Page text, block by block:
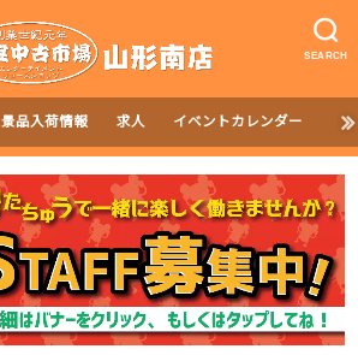
SEARCH
景品入荷情報 求人 イベントカレンダー